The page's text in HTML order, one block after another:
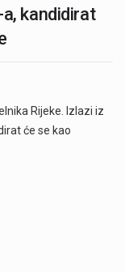
kandidirat
Rijeke. Izlazi iz
će se kao